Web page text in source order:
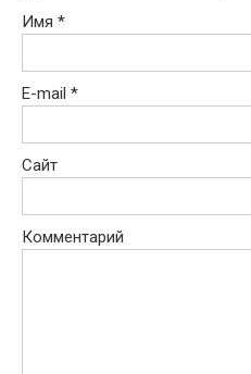
Имя *
E-mail *
Сайт
Комментарий